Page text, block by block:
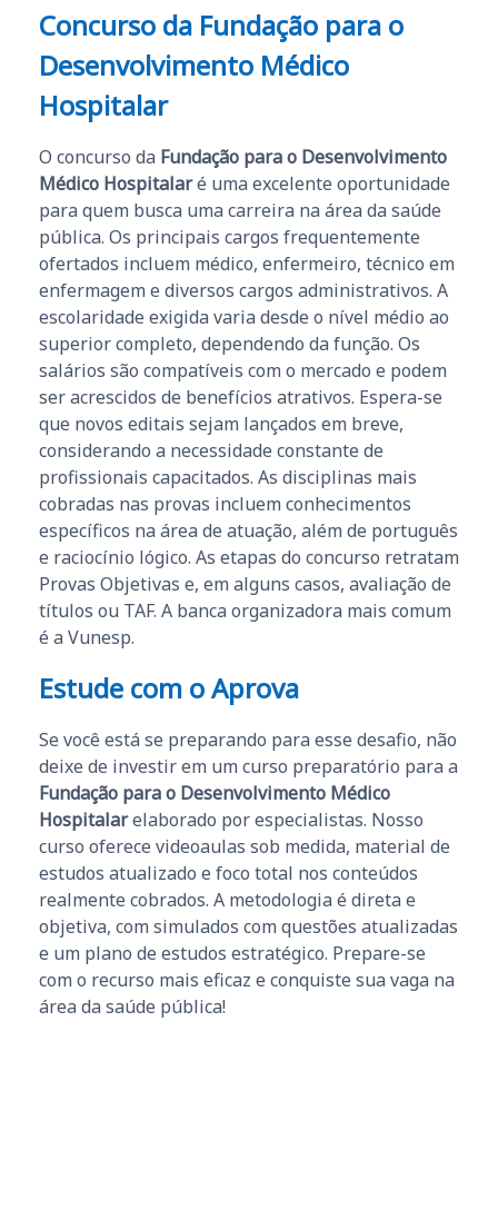
Concurso da Fundação para o
Desenvolvimento Médico
Hospitalar
O concurso da Fundação para o Desenvolvimento
Médico Hospitalaré uma excelente oportunidade
para quem busca uma carreira na área da saúde
pública. Os principais cargos frequentemente
ofertados incluem médico, enfermeiro, técnico em
enfermagem e diversos cargos administrativos. A
escolaridade exigida varia desde o nível médio ao
superior completo, dependendo da função. Os
salários são compatíveis com o mercado e podem
ser acrescidos de benefícios atrativos. Espera-se
que novos editais sejam lançados em breve,
considerando a necessidade constante de
profissionais capacitados. As disciplinas mais
cobradas nas provas incluem conhecimentos
específicos na área de atuação, além de português
e raciocínio lógico. As etapas do concurso retratam
Provas Objetivas e, em alguns casos, avaliação de
títulos ou TAF. A banca organizadora mais comum
é a Vunesp.
Estude com o Aprova
Se você está se preparando para esse desafio, não
deixe de investir em um curso preparatório para a
Fundação para o Desenvolvimento Médico
Hospitalarelaborado por especialistas. Nosso
curso oferece videoaulas sob medida, material de
estudos atualizado e foco total nos conteúdos
realmente cobrados. A metodologia é direta e
objetiva, com simulados com questões atualizadas
e um plano de estudos estratégico. Prepare-se
com o recurso mais eficaz e conquiste sua vaga na
área da saúde pública!